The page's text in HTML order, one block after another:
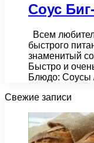
Соус
Всем
быстрого
знаменитый
Быстро и
Блюдо: Соусы
Свежие записи